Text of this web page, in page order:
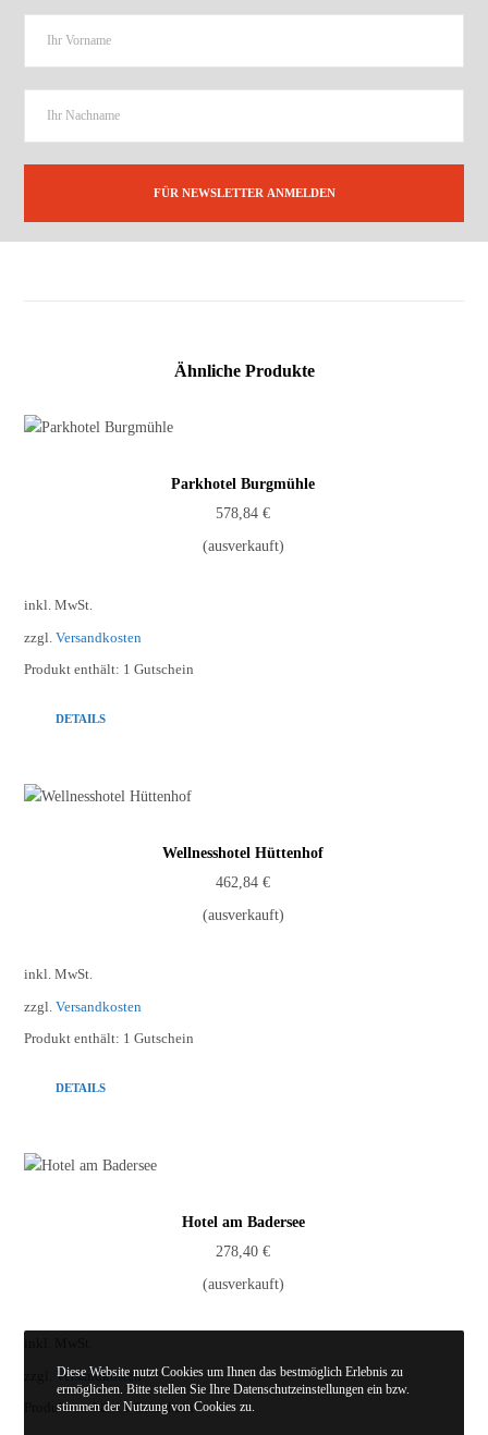
Ähnliche Produkte
Parkhotel Burgmühle
578,84€
(ausverkauft)
inkl. MwSt.
zzgl.Versandkosten
Produkt enthält: 1Gutschein
DETAILS
Wellnesshotel Hüttenhof
462,84€
(ausverkauft)
inkl. MwSt.
zzgl.Versandkosten
Produkt enthält: 1Gutschein
DETAILS
Hotel am Badersee
278,40€
(ausverkauft)
Versandkosten
Produkt enthält: 1Gutschein
Diese Website nutzt Cookies um Ihnen das bestmöglich Erlebnis zu
ermöglichen. Bitte stellen Sie Ihre Datenschutzeinstellungen ein bzw.
stimmen der Nutzung von Cookies zu.